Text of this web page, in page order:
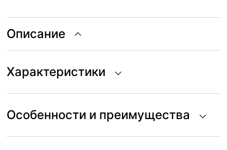
Описание
Характеристики
Особенности и преимущества